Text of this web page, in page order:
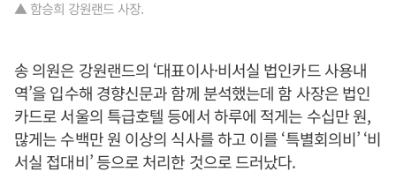
▲ 함승희 강원랜드 사장.
송 의원은 강원랜드의 ‘대표이사·비서실 법인카드 사용내
역’을 입수해 경향신문과 함께 분석했는데 함 사장은 법인
카드로 서울의 특급호텔 등에서 하루에 적게는 수십만 원,
많게는 수백만 원 이상의 식사를 하고 이를 ‘특별회의비’ ‘비
서실 접대비’ 등으로 처리한 것으로 드러났다.